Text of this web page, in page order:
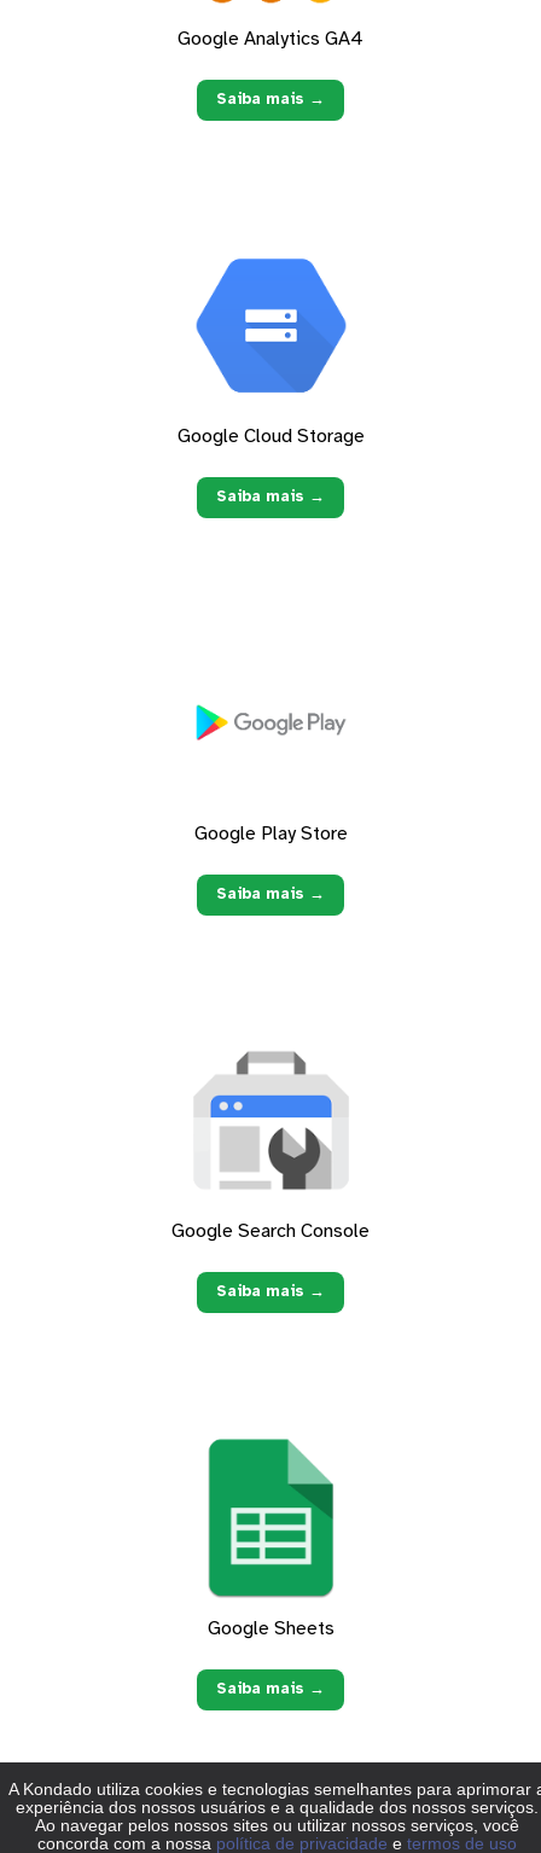
Google Analytics GA4
Saiba mais →
Google Cloud Storage
Saiba mais →
Google Play Store
Saiba mais →
Google Search Console
Saiba mais →
Google Sheets
Saiba mais →